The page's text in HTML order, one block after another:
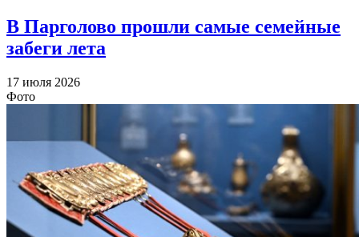
В Парголово прошли самые семейные
забеги лета
17 июля 2026
Фото